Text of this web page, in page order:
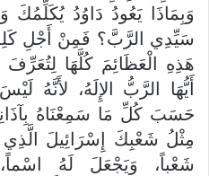
وَبِمَاذَا يَعُودُ دَاوُدُ
سَيِّدِي الرَّبَّ؟ فَمِنْ أَجْلِ
هَذِهِ الْعَظَائِمَ كُلَّهَا
أَيُّهَا الرَّبُّ الإِلَهُ، لأَنَّهُ
حَسَبَ كُلِّ مَا سَمِعْنَاهُ
مِثْلُ شَعْبِكَ إِسْرَائِيلَ الَّذِي
شَعْباً، وَيَجْعَلَ لَهُ